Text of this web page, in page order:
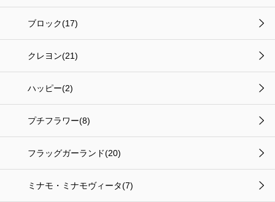
ブロック(17)
クレヨン(21)
ハッピー(2)
プチフラワー(8)
フラッグガーランド(20)
ミナモ・ミナモヴィータ(7)